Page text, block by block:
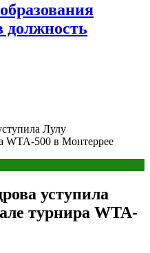
должность
Лулу
WTA-500 в Монтеррее
уступила
турнира WTA-